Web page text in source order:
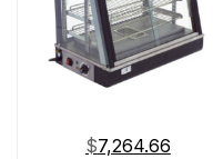
$7,264.66